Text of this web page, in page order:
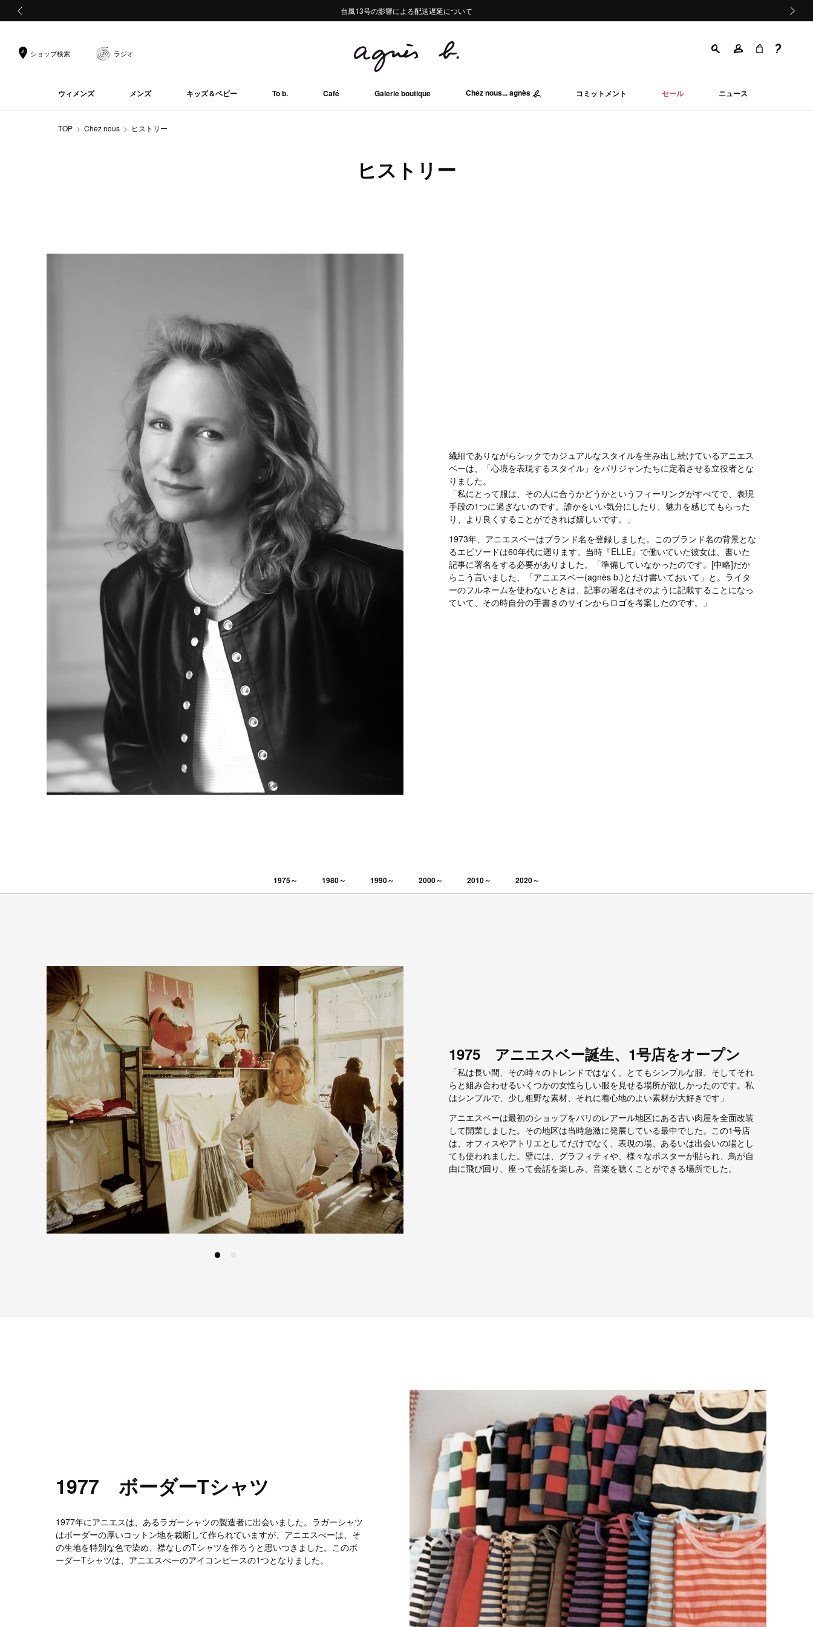
熊本地域地震の影響による配送遅延について
Summer Sale 2buy10%OFF!!
台風13号の影響による配送遅延について
熊本地域地震の影響による配送遅延について
Summer Sale 2buy10%OFF!!
ショップ検索 ラジオ
ウィメンズ メンズ キッズ＆ベビー To b. Café Galerie boutique Chez nous... agnès コミットメント セール ニュース
TOP Chez nous ヒストリー
ヒストリー
繊細でありながらシックでカジュアルなスタイルを生み出し続けているアニエス
ベーは、「心境を表現するスタイル」をパリジャンたちに定着させる立役者とな
りました。
「私にとって服は、その人に合うかどうかというフィーリングがすべてで、表現
手段の1つに過ぎないのです。誰かをいい気分にしたり、魅力を感じてもらった
り、より良くすることができれば嬉しいです。」
1973年、アニエスベーはブランド名を登録しました。このブランド名の背景とな
るエピソードは60年代に遡ります。当時『ELLE』で働いていた彼女は、書いた
記事に署名をする必要がありました。「準備していなかったのです。[中略]だか
らこう言いました、「アニエスベー(agnès b.)とだけ書いておいて」と。ライタ
ーのフルネームを使わないときは、記事の署名はそのように記載することになっ
ていて、その時自分の手書きのサインからロゴを考案したのです。」
1975～ 1980～ 1990～ 2000～ 2010～ 2020～
1975 アニエスベー誕生、1号店をオープン
「私は長い間、その時々のトレンドではなく、とてもシンプルな服、そしてそれ
らと組み合わせるいくつかの女性らしい服を見せる場所が欲しかったのです。私
はシンプルで、少し粗野な素材、それに着心地のよい素材が大好きです」
アニエスベーは最初のショップをパリのレアール地区にある古い肉屋を全面改装
して開業しました。その地区は当時急激に発展している最中でした。この1号店
は、オフィスやアトリエとしてだけでなく、表現の場、あるいは出会いの場とし
ても使われました。壁には、グラフィティや、様々なポスターが貼られ、鳥が自
由に飛び回り、座って会話を楽しみ、音楽を聴くことができる場所でした。
1977 ボーダーTシャツ
1977年にアニエスは、あるラガーシャツの製造者に出会いました。ラガーシャツ
はボーダーの厚いコットン地を裁断して作られていますが、アニエスべーは、そ
の生地を特別な色で染め、襟なしのTシャツを作ろうと思いつきました。このボ
ーダーTシャツは、アニエスべーのアイコンピースの1つとなりました。